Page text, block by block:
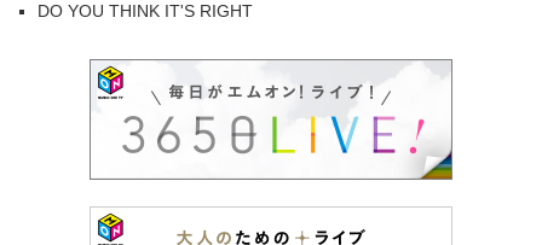
DO YOU THINK IT'S RIGHT